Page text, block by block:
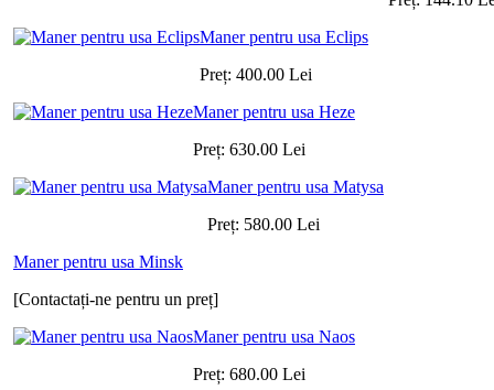
Maner pentru usa Eclips
Preț: 400.00 Lei
Maner pentru usa Heze
Preț: 630.00 Lei
Maner pentru usa Matysa
Preț: 580.00 Lei
Maner pentru usa Minsk
[Contactați-ne pentru un preț]
Maner pentru usa Naos
Preț: 680.00 Lei